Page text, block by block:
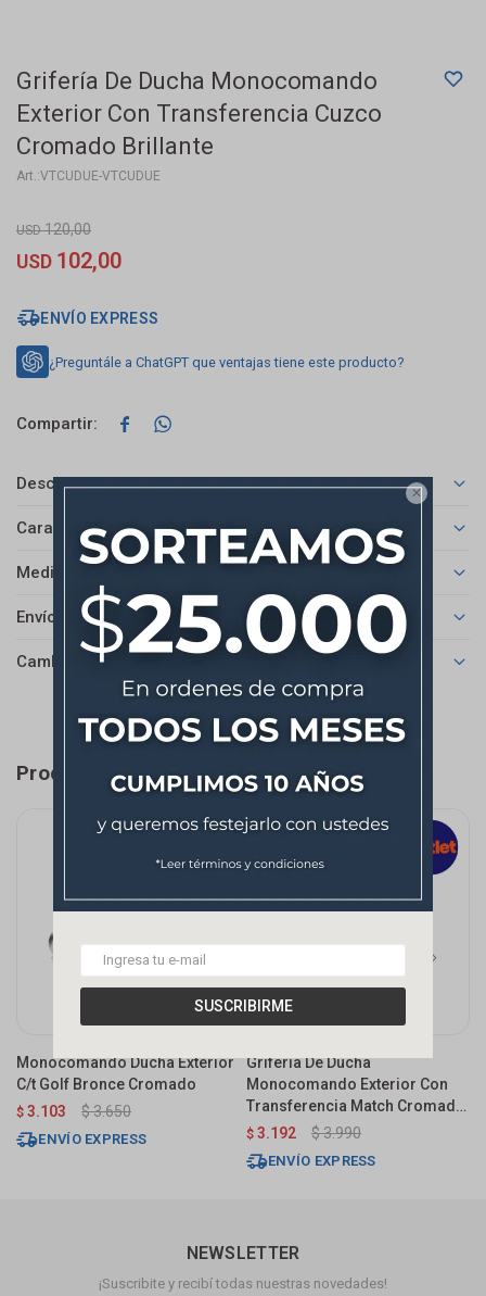

SUSCRIBIRME
Grifería De Ducha Monocomando
Exterior Con Transferencia Cuzco
Cromado Brillante
VTCUDUE-VTCUDUE
USD 102,00
USD 120,00
ENVÍO EXPRESS
¿Preguntále a ChatGPT que ventajas tiene este producto?
 
Descripción
Características
Medios de pago
Envíos
Cambios y Devoluciones
Productos que te pueden interesar
Monocomando Ducha Exterior
C/t Golf Bronce Cromado
$ 3.103 $3.650
ENVÍO EXPRESS
Grifería De Ducha
Monocomando Exterior Con
Transferencia Match Cromado
Brillante
$ 3.192 $3.990
ENVÍO EXPRESS
NEWSLETTER
¡Suscribite y recibí todas nuestras novedades!